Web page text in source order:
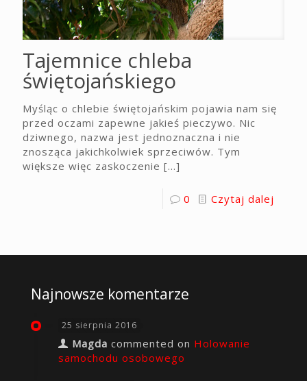
Tajemnice chleba
świętojańskiego
Myśląc o chlebie świętojańskim pojawia nam się
przed oczami zapewne jakieś pieczywo. Nic
dziwnego, nazwa jest jednoznaczna i nie
znosząca jakichkolwiek sprzeciwów. Tym
większe więc zaskoczenie […]
0 Czytaj dalej
Najnowsze komentarze
25 sierpnia 2016
Magda commented on Holowanie
samochodu osobowego